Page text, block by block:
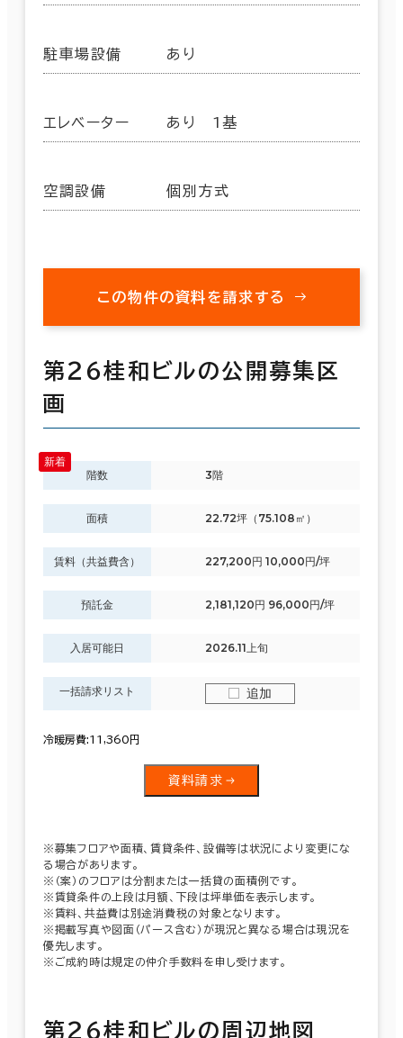
駐車場設備 あり
エレベーター あり 1基
空調設備 個別方式
この物件の資料を請求する
第２６桂和ビルの公開募集区
画
階数 3階
面積 22.72坪（75.108㎡）
賃料（共益費含） 227,200円 10,000円/坪
預託金 2,181,120円 96,000円/坪
入居可能日 2026.11上旬
一括請求リスト 追加
冷暖房費:11,360円
資料請求
※募集フロアや面積、賃貸条件、設備等は状況により変更にな
る場合があります。
※（案）のフロアは分割または一括貸の面積例です。
※賃貸条件の上段は月額、下段は坪単価を表示します。
※賃料、共益費は別途消費税の対象となります。
※掲載写真や図面（パース含む）が現況と異なる場合は現況を
優先します。
※ご成約時は規定の仲介手数料を申し受けます。
第２６桂和ビルの周辺地図